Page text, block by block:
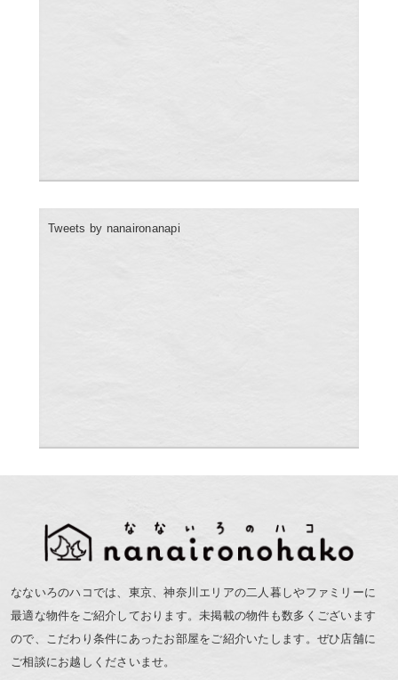
Tweets by nanaironanapi
なないろのハコでは、東京、神奈川エリアの二人暮しやファミリーに
最適な物件をご紹介しております。未掲載の物件も数多くございます
ので、こだわり条件にあったお部屋をご紹介いたします。ぜひ店舗に
ご相談にお越しくださいませ。